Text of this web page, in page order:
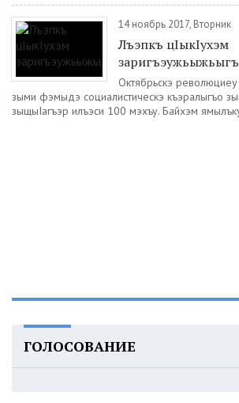
14 ноябрь 2017, Вторник
Лъэпкъ цIыкIухэм
заригъэужьыжьыгъ
Октябрьскэ
зыми фэмыдэ социалистическэ къэралыгъо
зыщыIагъэр илъэси 100 мэхъу. Байхэм
ГОЛОСОВАНИЕ